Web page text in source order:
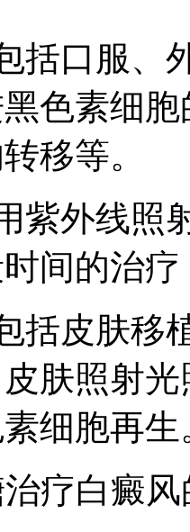
括口服、
色素细
移等。
紫外线照
间的治
括皮肤移
肤照射
细胞再生
疗白癜